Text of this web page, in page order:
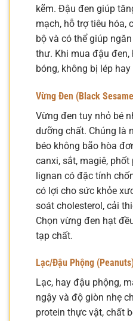
kẽm. Đậu đen giúp
mạch, hỗ trợ tiêu hóa,
bộ và có thể giúp
thư. Khi mua đậu đen,
bóng, không bị lép
Vừng Đen (Black
Vừng đen tuy nhỏ bé
dưỡng chất. Chúng là
béo không bão hòa
canxi, sắt, magiê,
lignan có đặc tính
có lợi cho sức khỏe
soát cholesterol, cải
Chọn vừng đen hạt
tạp chất.
Lạc/Đậu Phộng
Lạc, hay đậu phộng,
ngậy và độ giòn nhẹ
protein thực vật, chất